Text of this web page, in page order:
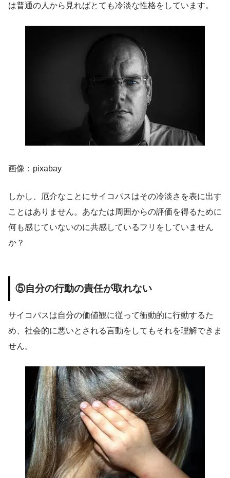
は普通の人から見ればとても冷淡な性格をしています。
画像：pixabay
しかし、厄介なことにサイコパスはその冷淡さを表に出す
ことはありません。あなたは周囲からの評価を得るために
何も感じていないのに共感しているフリをしていません
か？
⑤自分の行動の責任が取れない
サイコパスは自分の価値観に従って衝動的に行動するた
め、社会的に悪いとされる言動をしてもそれを理解できま
せん。